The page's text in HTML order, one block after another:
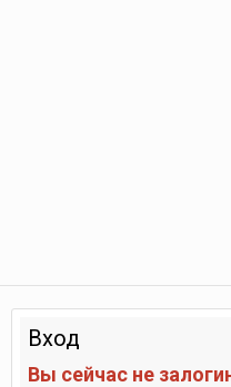
Вход
Вы сейчас не